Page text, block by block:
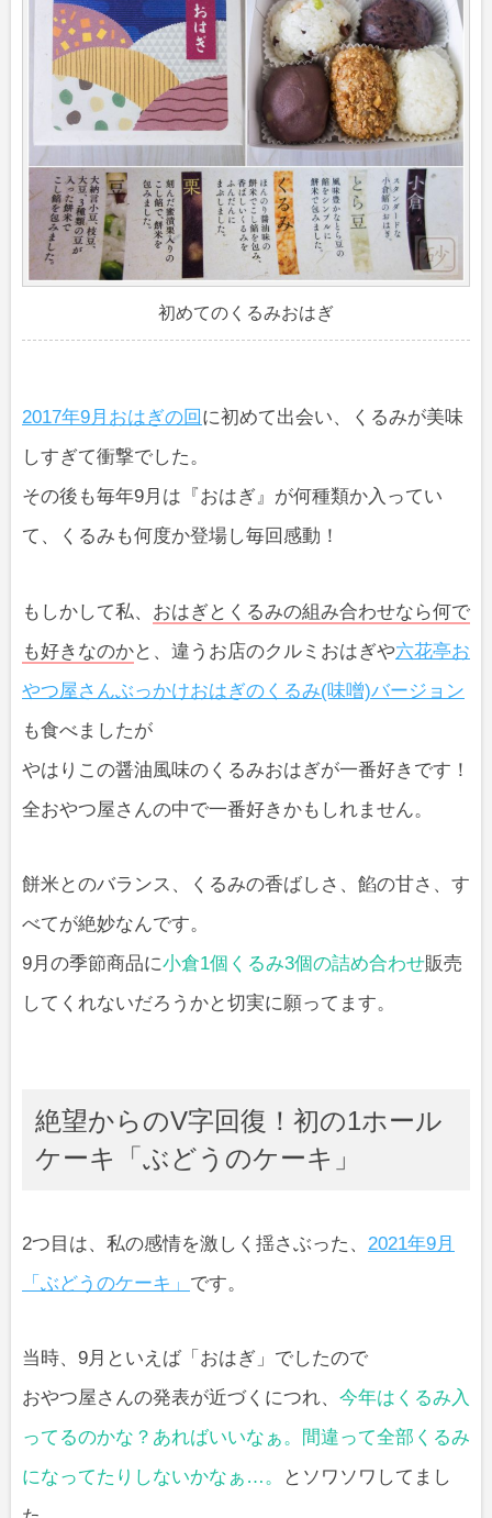
初めてのくるみおはぎ
2017年9月おはぎの回 に初めて出会い、くるみが美味
しすぎて衝撃でした。
その後も毎年9月は『おはぎ』が何種類か入ってい
て、くるみも何度か登場し毎回感動！
もしかして私、 おはぎとくるみの組み合わせなら何で
も好きなのかと、違うお店のクルミおはぎや六花亭お
やつ屋さんぶっかけおはぎのくるみ(味噌)バージョン
も食べましたが
やはりこの醤油風味のくるみおはぎが一番好きです！
全おやつ屋さんの中で一番好きかもしれません。
餅米とのバランス、くるみの香ばしさ、餡の甘さ、す
べてが絶妙なんです。
9月の季節商品に小倉1個くるみ3個の詰め合わせ販売
してくれないだろうかと切実に願ってます。
絶望からのV字回復！初の1ホール
ケーキ「ぶどうのケーキ」
2つ目は、私の感情を激しく揺さぶった、 2021年9月
「ぶどうのケーキ」 です。
当時、9月といえば「おはぎ」でしたので
おやつ屋さんの発表が近づくにつれ、 今年はくるみ入
ってるのかな？あればいいなぁ。間違って全部くるみ
になってたりしないかなぁ…。
とソワソワしてまし